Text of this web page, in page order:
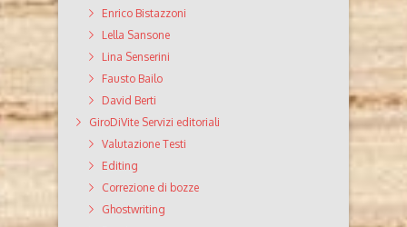
Enrico Bistazzoni
Lella Sansone
Lina Senserini
Fausto Bailo
David Berti
GiroDiVite Servizi editoriali
Valutazione Testi
Editing
Correzione di bozze
Ghostwriting